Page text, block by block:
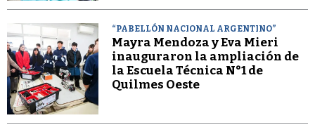
“PABELLÓN NACIONAL ARGENTINO”
Mayra Mendoza y Eva Mieri
inauguraron la ampliación de
la Escuela Técnica N°1 de
Quilmes Oeste